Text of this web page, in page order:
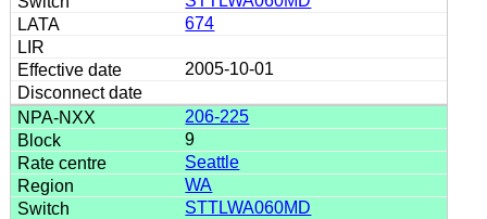
674
2005-10-01
206-225
9
Seattle
WA
STTLWA060MD